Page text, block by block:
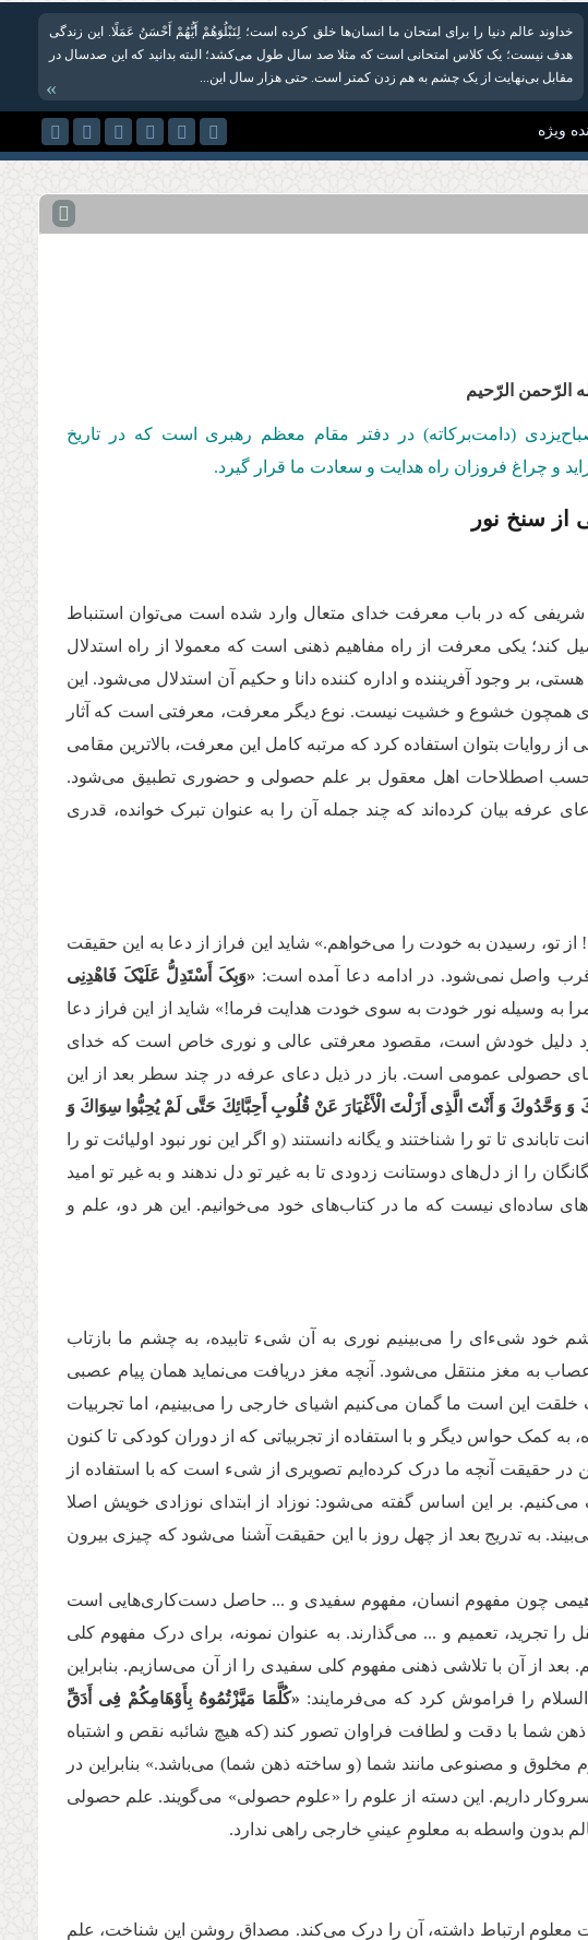
خداوند عالم دنیا را برای امتحان ما انسان‌ها خلق کرده است؛ لِنَبْلُوَهُمْ أَیُّهُمْ أَحْسَنُ عَمَلًا. این زندگی
هدف نیست؛ یک کلاس امتحانی است که مثلا صد سال طول می‌کشد؛ البته بدانید که این صدسال در
مقابل بی‌نهایت از یک چشم به هم زدن کمتر است. حتى هزار سال این...
»
ویژه
الرّحمن‌ الرّحیم
(دامت‌بركاته) در دفتر مقام معظم رهبری است كه در تاریخ
و چراغ فروزان راه هدایت و سعادت ما قرار گیرد.
از سنخ نور
شریفی که در باب معرفت خدای متعال وارد شده است می‌توان استنباط
کند؛ یکی معرفت از راه مفاهیم ذهنی است که معمولا از راه استدلال
بر وجود آفریننده و اداره کننده دانا و حکیم آن استدلال می‌شود. این
همچون خشوع و خشیت نیست. نوع دیگر معرفت، معرفتی است که آثار
روایات بتوان استفاده کرد که مرتبه کامل این معرفت، بالاترین مقامی
حسب اصطلاحات اهل معقول بر علم حصولی و حضوری تطبیق می‌شود.
عرفه بیان کرده‌اند که چند جمله‌ آن را به عنوان تبرک خوانده، قدری
از تو، رسیدن به خودت را می‌خواهم.» شاید این فراز از دعا به این حقیقت
قرب واصل نمی‌شود. در ادامه دعا آمده است: «وَبِکَ أَسْتَدِلُّ عَلَیْکَ فَاهْدِنِی
به وسیله نور خودت به سوی خودت هدایت فرما!» شاید از این فراز دعا
خود دلیل خودش است، مقصود معرفتی عالی و نوری خاص است که خدای
حصولی عمومی است. باز در ذیل دعای عرفه در چند سطر بعد از این
وَحَّدُوكَ وَ أَنْتَ الَّذِی أَزَلْتَ الْأَغْیَارَ عَنْ قُلُوبِ أَحِبَّائِكَ حَتَّى لَمْ یُحِبُّوا سِوَاكَ وَ
تا تو را شناختند و یگانه دانستند (و اگر این نور نبود اولیائت تو را
را از دل‌های دوستانت زدودی تا به غیر تو دل ندهند و به غیر تو امید
ساده‌ای نیست که ما در کتاب‌های خود می‌خوانیم. این هر دو، علم و
شیءای را می‌بینیم نوری به آن شیء تابیده، به چشم ما بازتاب
به مغز منتقل می‌شود. آنچه مغز دریافت می‌نماید همان پیام عصبی
این است ما گمان می‌کنیم اشیای خارجی را می‌بینیم، اما تجربیات
کمک حواس دیگر و با استفاده از تجربیاتی که از دوران کودکی تا کنون
در حقیقت آنچه ما درک کرده‌ایم تصویری از شیء است که با استفاده از
بر این اساس گفته می‌شود: نوزاد از ابتدای نوزادی خویش اصلا
به تدریج بعد از چهل روز با این حقیقت آشنا می‌شود که چیزی بیرون
چون مفهوم انسان، مفهوم سفیدی و ... حاصل دست‌کاری‌هایی است
تجرید، تعمیم و ... می‌گذارند. به عنوان نمونه، برای درک مفهوم کلی
از آن با تلاشی ذهنی مفهوم کلی سفیدی را از آن می‌سازیم. بنابراین
را فراموش کرد که می‌فرمایند: «کُلَّمَا مَیَّزْتُمُوهُ بِأَوْهَامِکُمْ فِی أَدَقِّ
شما با دقت و لطافت فراوان تصور کند (که هیچ شائبه نقص و اشتباه
مخلوق و مصنوعی مانند شما (و ساخته ذهن شما) می‌باشد.» بنابراین در
سروکار داریم. این دسته از علوم را «علوم حصولی» می‌گویند. علم حصولی
بدون واسطه به معلومِ عینیِ خارجی راهی ندارد.
معلوم ارتباط داشته، آن را درک می‌کند. مصداق روشن این شناخت، علم